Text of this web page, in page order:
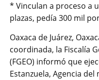
* Vinculan a proceso a
plazas, pedía 300 mil
Oaxaca de Juárez,
coordinada, la Fiscalía
(FGEO) informó que
Estanzuela, Agencia